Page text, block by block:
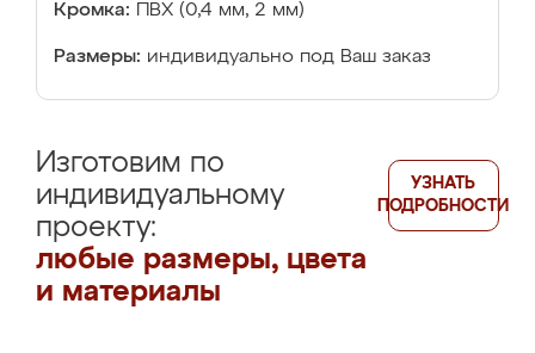
Кромка: ПВХ (0,4 мм, 2 мм)
Размеры: индивидуально под Ваш заказ
Изготовим по
индивидуальному
проекту:
любые размеры, цвета
и материалы
УЗНАТЬ
ПОДРОБНОСТИ